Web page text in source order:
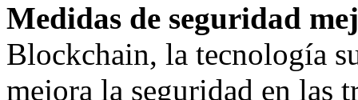
Medidas de seguridad
Blockchain, la tecnología
mejora la seguridad en las